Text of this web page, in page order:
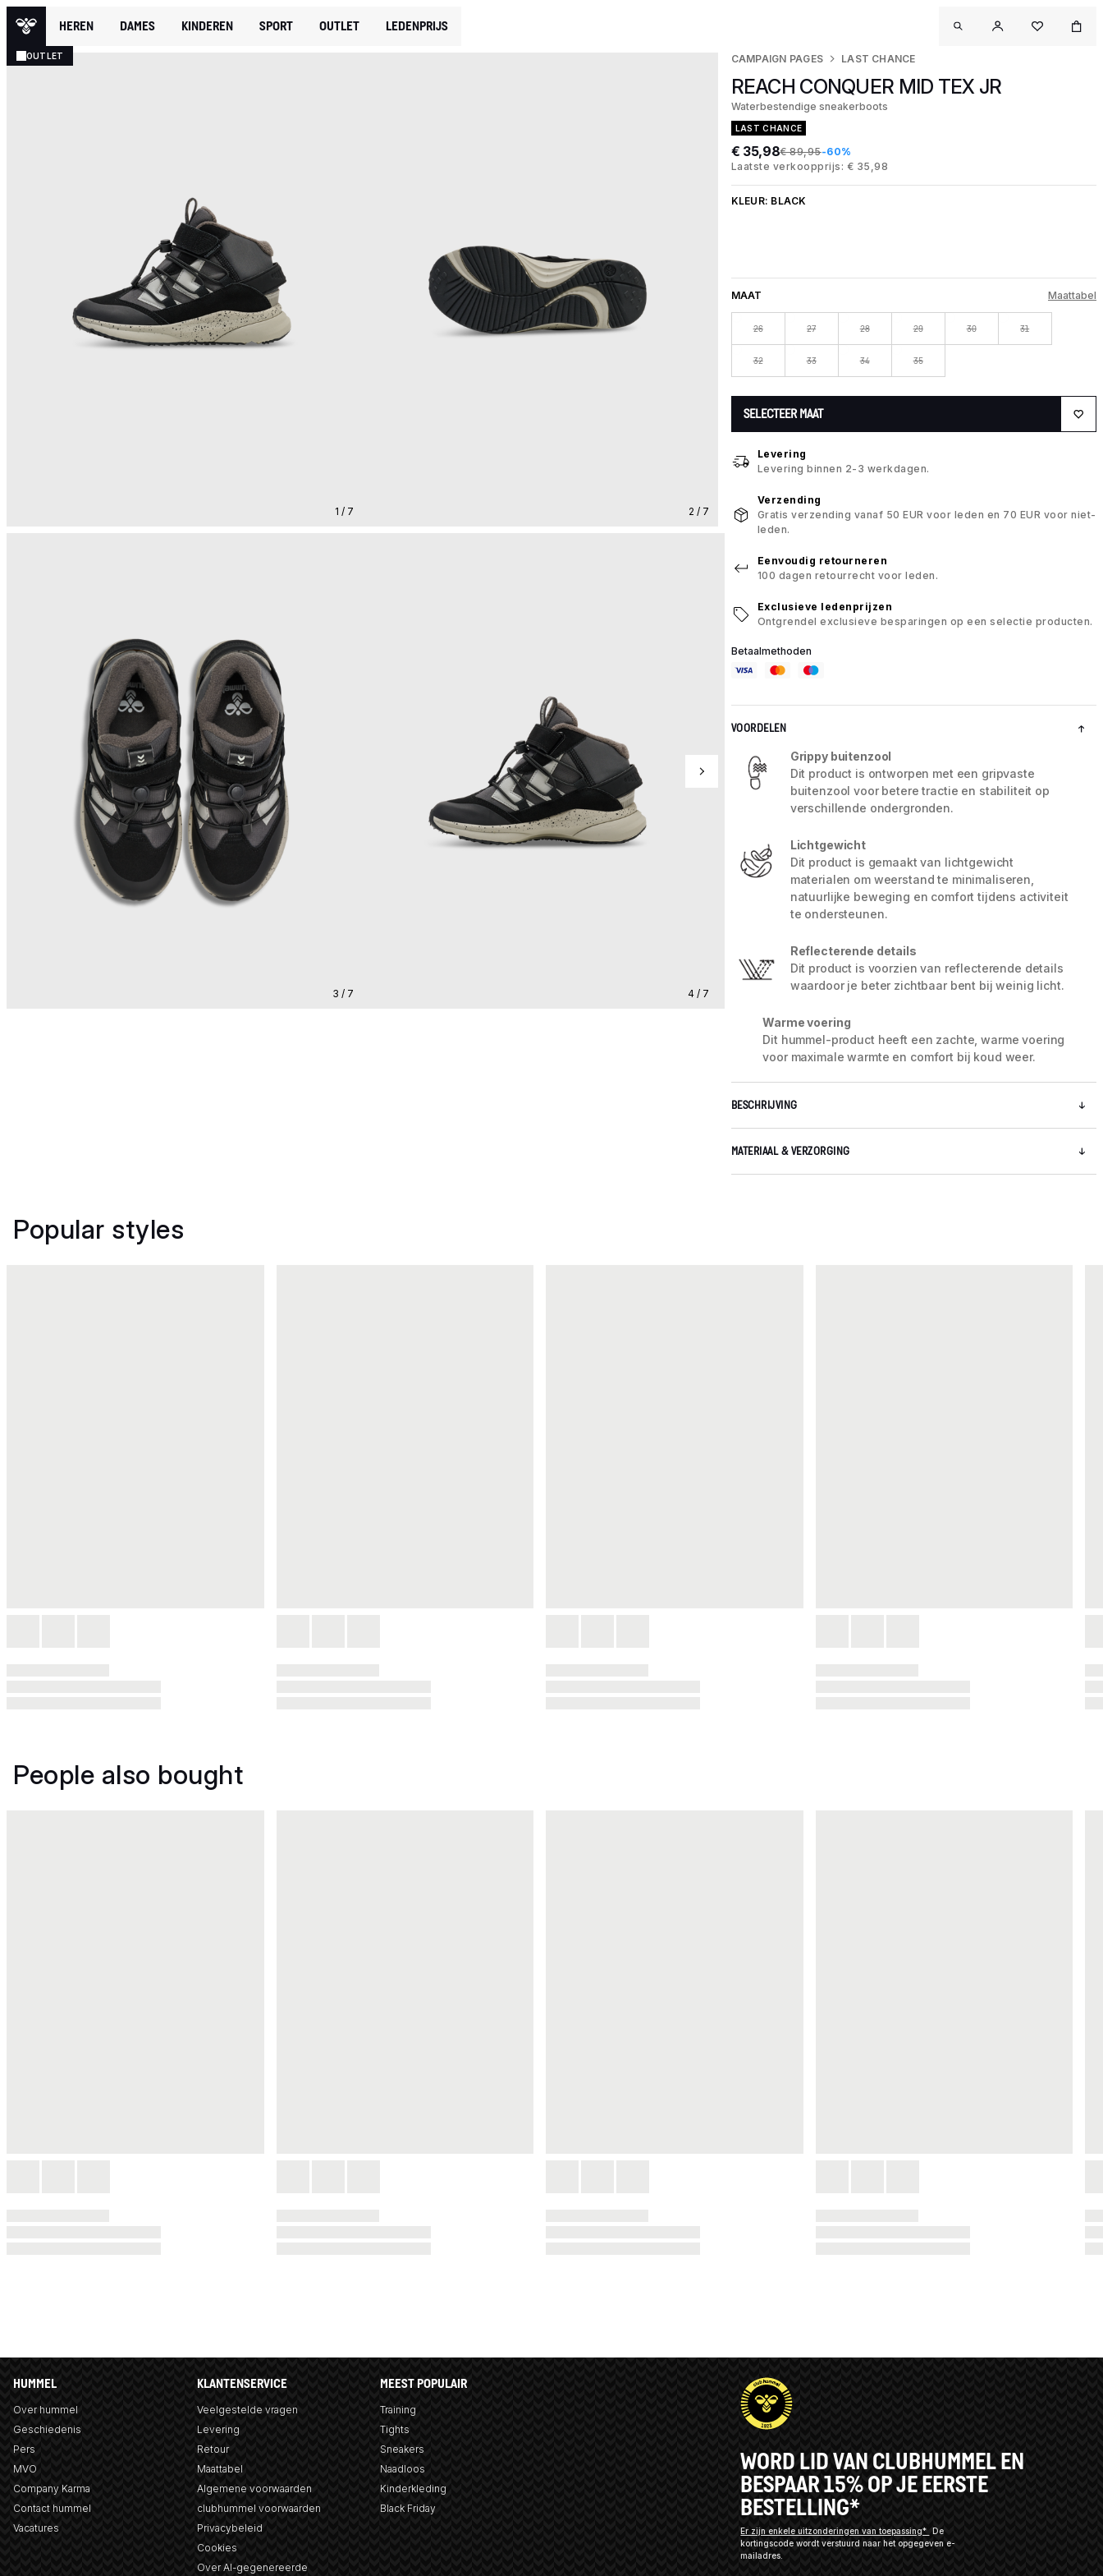
HEREN DAMES KINDEREN SPORT OUTLET LEDENPRIJS
OUTLET
1 / 7 2 / 7
3 / 7 4 / 7 5 / 7
CAMPAIGN PAGES LAST CHANCE
REACH CONQUER MID TEX JR
Waterbestendige sneakerboots
LAST CHANCE
€ 35,98€ 89,95-60%
Laatste verkoopprijs: € 35,98
KLEUR: BLACK
MAAT Maattabel
26 27 28 29 30 31
32 33 34 35
SELECTEER MAAT
Levering
Levering binnen 2-3 werkdagen.
Verzending
Gratis verzending vanaf 50 EUR voor leden en 70 EUR voor niet-
leden.
Eenvoudig retourneren
100 dagen retourrecht voor leden.
Exclusieve ledenprijzen
Ontgrendel exclusieve besparingen op een selectie producten.
Betaalmethoden
VOORDELEN
Grippy buitenzool
Dit product is ontworpen met een gripvaste
buitenzool voor betere tractie en stabiliteit op
verschillende ondergronden.
Lichtgewicht
Dit product is gemaakt van lichtgewicht
materialen om weerstand te minimaliseren,
natuurlijke beweging en comfort tijdens activiteit
te ondersteunen.
Reflecterende details
Dit product is voorzien van reflecterende details
waardoor je beter zichtbaar bent bij weinig licht.
Warme voering
Dit hummel-product heeft een zachte, warme voering
voor maximale warmte en comfort bij koud weer.
BESCHRIJVING
MATERIAAL & VERZORGING
Popular styles
People also bought
HUMMEL
Over hummel
Geschiedenis
Pers
MVO
Company Karma
Contact hummel
Vacatures
KLANTENSERVICE
Veelgestelde vragen
Levering
Retour
Maattabel
Algemene voorwaarden
clubhummel voorwaarden
Privacybeleid
Cookies
Over AI-gegenereerde
MEEST POPULAIR
Training
Tights
Sneakers
Naadloos
Kinderkleding
Black Friday
WORD LID VAN CLUBHUMMEL EN
BESPAAR 15% OP JE EERSTE
BESTELLING*
Er zijn enkele uitzonderingen van toepassing*
De
kortingscode wordt verstuurd naar het opgegeven e-
mailadres.